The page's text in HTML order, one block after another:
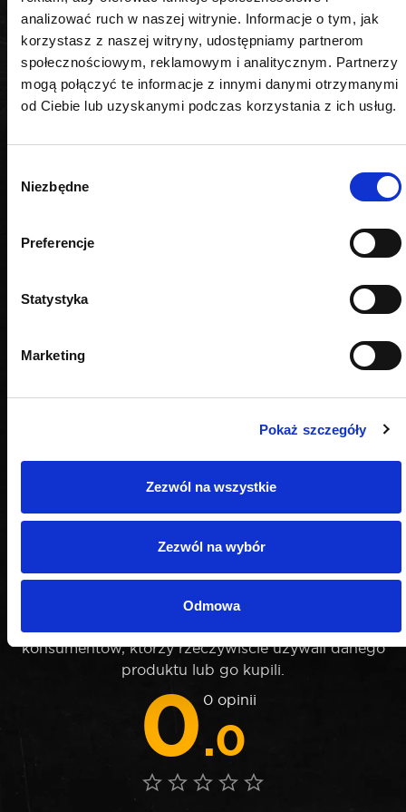
analizować ruch w naszej witrynie. Informacje o tym, jak
korzystasz z naszej witryny, udostępniamy partnerom
społecznościowym, reklamowym i analitycznym. Partnerzy
mogą połączyć te informacje z innymi danymi otrzymanymi
od Ciebie lub uzyskanymi podczas korzystania z ich usług.
zgody
Niezbędne
Preferencje
Statystyka
Marketing
Pokaż szczegóły
Zezwól na wszystkie
Zezwól na wybór
Odmowa
PODOBNE PRODUKTY
OPINIE
konsumentów, którzy rzeczywiście używali danego
produktu lub go kupili.
0.0
0 opinii